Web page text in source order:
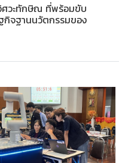
ศวะทักษิณ ที่พร้อมขับ
จฐานนวัตกรรมของ